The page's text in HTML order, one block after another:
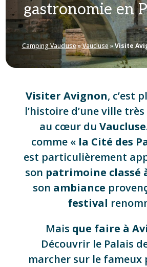
gastronomie en
Camping Vaucluse»Vaucluse »Visite
Visiter Avignon, c’est
l’histoire d’une ville
au cœur duVaucluse
comme « la Cité des
est particulièrement
son patrimoine classé à
son ambiance
festival
Mais que faire à
Découvrir le Palais
marcher sur le fameux